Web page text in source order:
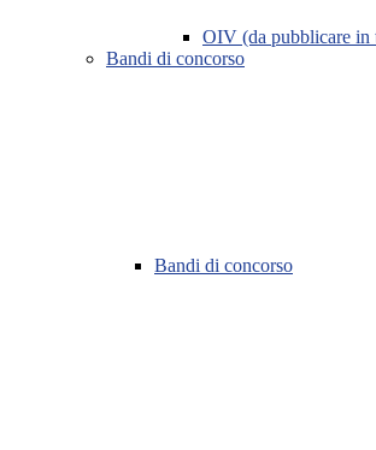
OIV (da pubblicare in
Bandi di concorso
Bandi di concorso